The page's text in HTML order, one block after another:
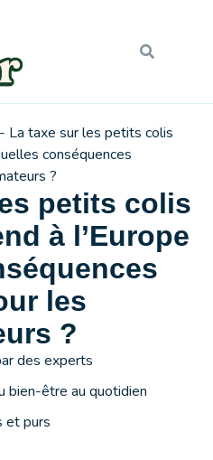
- La taxe sur les petits colis
conséquences
?
petits colis
à l’Europe
les
?
des experts
bien-être au quotidien
et purs